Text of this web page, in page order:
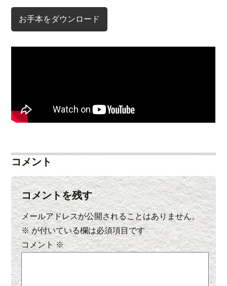
お手本をダウンロード
コメント
コメントを残す
メールアドレスが公開されることはありません。
※が付いている欄は必須項目です
コメント※